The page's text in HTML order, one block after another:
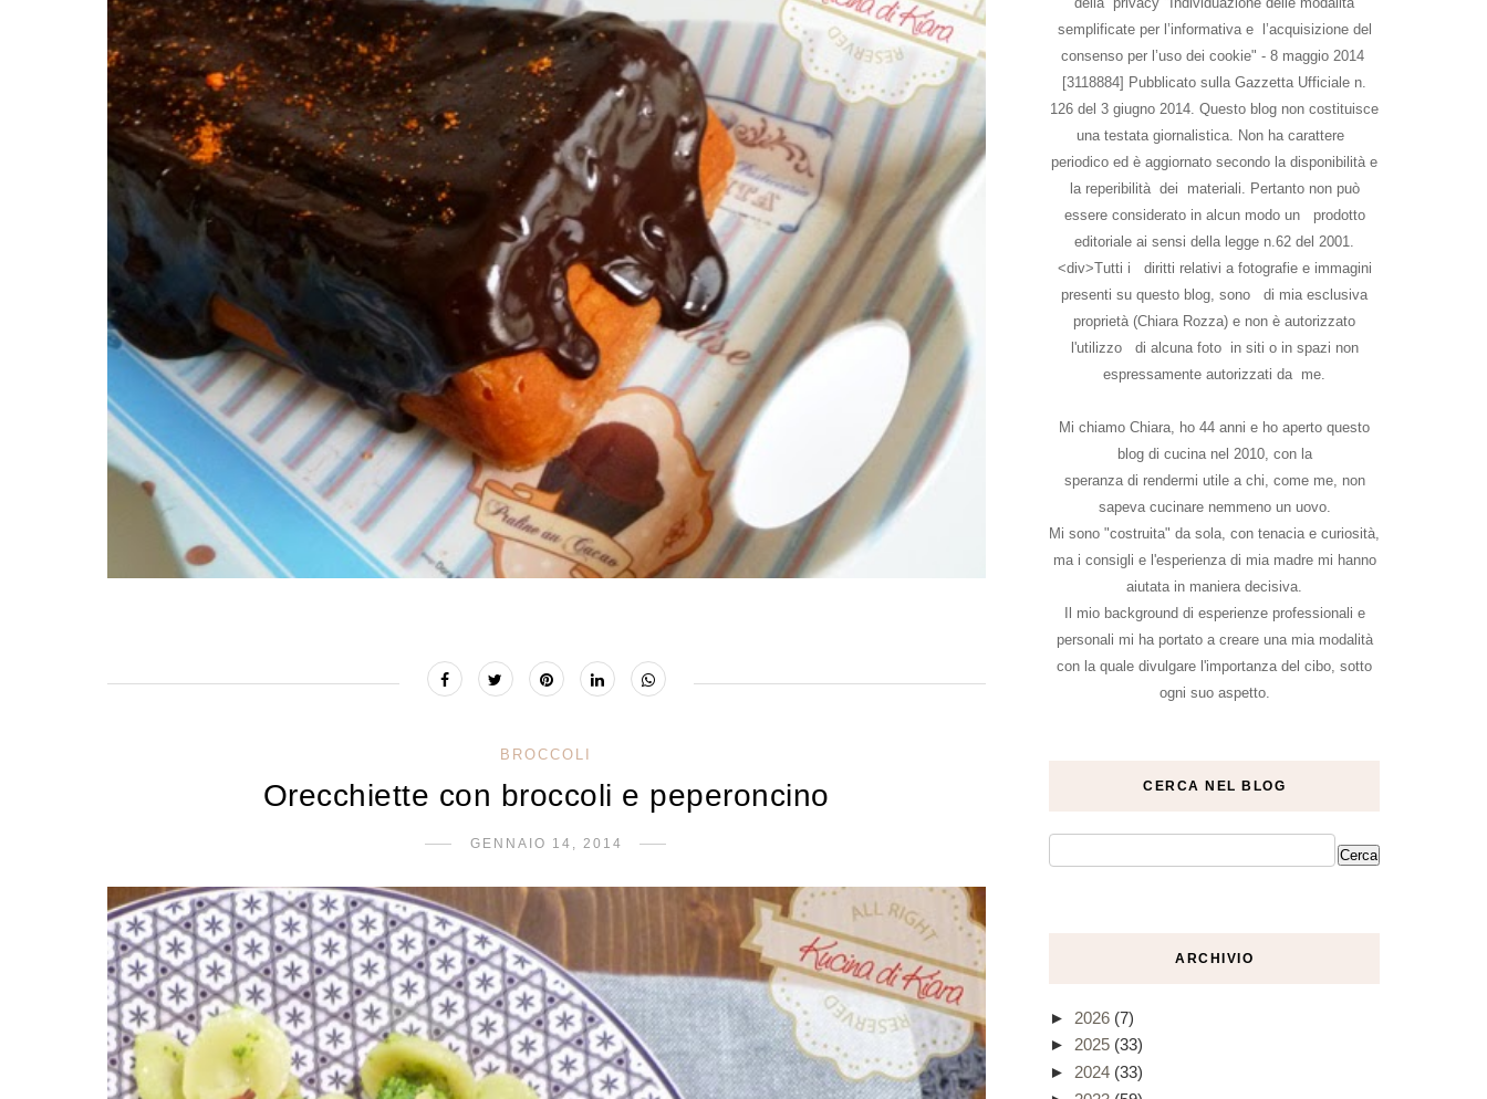
BROCCOLI
Orecchiette con broccoli e peperoncino
GENNAIO 14, 2014
semplificate per l’informativa e l’acquisizione del
consenso per l’uso dei cookie" - 8 maggio 2014
[3118884] Pubblicato sulla Gazzetta Ufficiale n.
126 del 3 giugno 2014. Questo blog non costituisce
una testata giornalistica. Non ha carattere
periodico ed è aggiornato secondo la disponibilità e
la reperibilità dei materiali. Pertanto non può
essere considerato in alcun modo un prodotto
editoriale ai sensi della legge n.62 del 2001.
<div>Tutti i diritti relativi a fotografie e immagini
presenti su questo blog, sono di mia esclusiva
proprietà (Chiara Rozza) e non è autorizzato
l'utilizzo di alcuna foto in siti o in spazi non
espressamente autorizzati da me.
Mi chiamo Chiara, ho 44 anni e ho aperto questo
blog di cucina nel 2010, con la
speranza di rendermi utile a chi, come me, non
sapeva cucinare nemmeno un uovo.
Mi sono "costruita" da sola, con tenacia e curiosità,
ma i consigli e l'esperienza di mia madre mi hanno
aiutata in maniera decisiva.
Il mio background di esperienze professionali e
personali mi ha portato a creare una mia modalità
con la quale divulgare l'importanza del cibo, sotto
ogni suo aspetto.
CERCA NEL BLOG
ARCHIVIO
► 2026 (7)
► 2025 (33)
► 2024 (33)